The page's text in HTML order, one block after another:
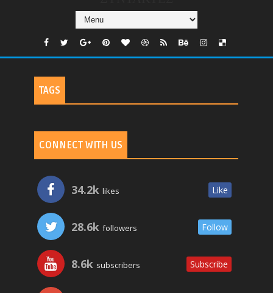
TAGS
CONNECT WITH US
34.2k likes Like
28.6k followers Follow
8.6k subscribers Subscribe